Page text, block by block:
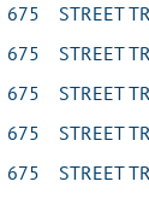
STREET
STREET
STREET
STREET
STREET